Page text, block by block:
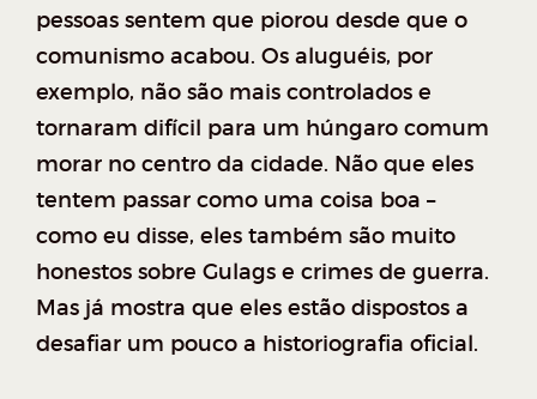
pessoas sentem que piorou desde que o
comunismo acabou. Os aluguéis, por
exemplo, não são mais controlados e
tornaram difícil para um húngaro comum
morar no centro da cidade. Não que eles
tentem passar como uma coisa boa –
como eu disse, eles também são muito
honestos sobre Gulags e crimes de guerra.
Mas já mostra que eles estão dispostos a
desafiar um pouco a historiografia oficial.